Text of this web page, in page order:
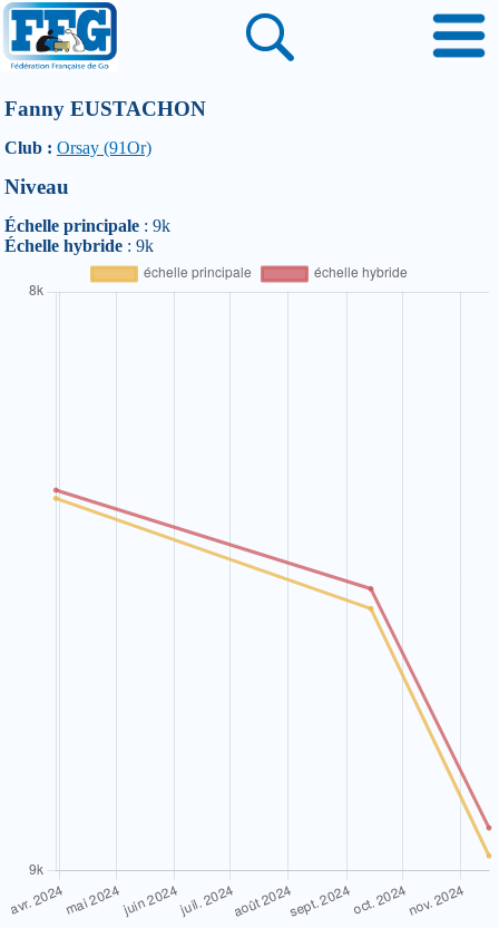
Fanny EUSTACHON
Club : Orsay (91Or)
Niveau
Échelle principale : 9k
Échelle hybride : 9k